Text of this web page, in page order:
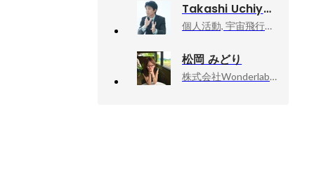
Takashi Uchiyama
個人活動, 宇宙飛行士挑戦エバンジェリスト
松岡 みどり
株式会社Wonderlabo, 求職者支援訓練事業部